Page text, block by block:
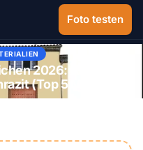
Foto testen
2026: Anleitung
(Top 5 Marken)